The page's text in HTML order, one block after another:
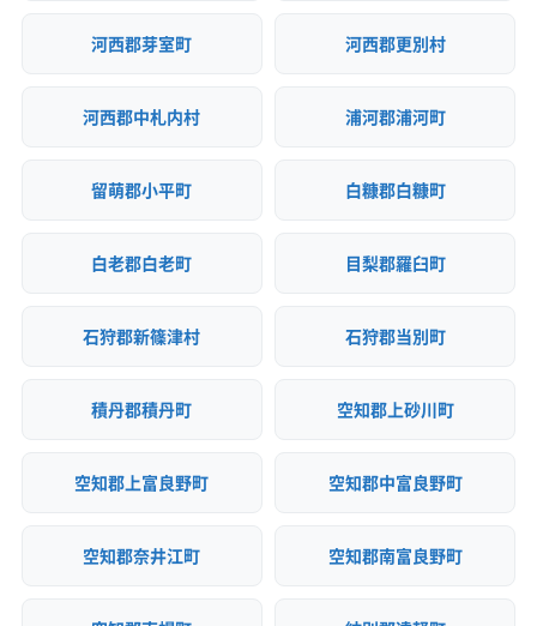
河西郡芽室町 河西郡更別村
河西郡中札内村 浦河郡浦河町
留萌郡小平町 白糠郡白糠町
白老郡白老町 目梨郡羅臼町
石狩郡新篠津村 石狩郡当別町
積丹郡積丹町 空知郡上砂川町
空知郡上富良野町 空知郡中富良野町
空知郡奈井江町 空知郡南富良野町